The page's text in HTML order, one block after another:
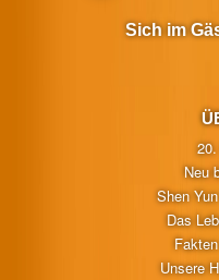
Neu
Shen
Das
Unsere
Sich im